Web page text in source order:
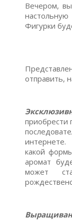
Вечером,
Фигурки
отправить,
приобрести
какой
аромат
может